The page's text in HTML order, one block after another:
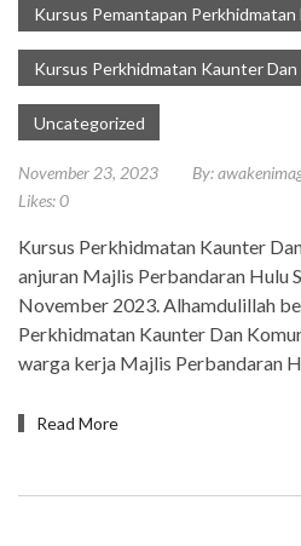
Kursus Pemantapan Perkhidmatan
Kursus Perkhidmatan Kaunter
Uncategorized
November 23, 2023 By:
Likes:0
Kursus Perkhidmatan Kaunter
anjuran Majlis Perbandaran Hulu
November 2023. Alhamdulillah
Perkhidmatan Kaunter Dan
warga kerja Majlis Perbandaran
Read More